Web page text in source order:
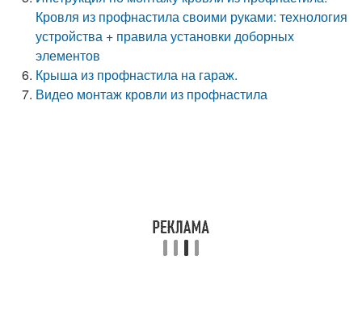
Кровля из профнастила своими руками: технология
устройства + правила установки доборных
элементов
Крыша из профнастила на гараж.
Видео монтаж кровли из профнастила